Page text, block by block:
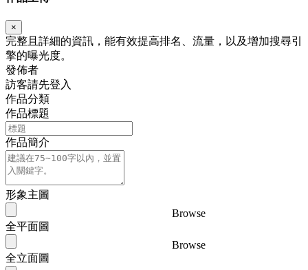
×
完整且詳細的資訊，能有效提高排名、流量，以及增加搜尋引
擎的曝光度。
發佈者
訪客請先登入
作品分類
作品標題
作品簡介
形象主圖
Browse
全平面圖
Browse
全立面圖